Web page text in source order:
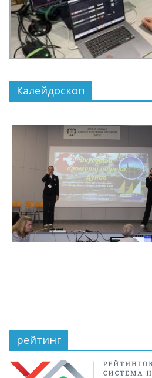
Калейдоскоп
рейтинг